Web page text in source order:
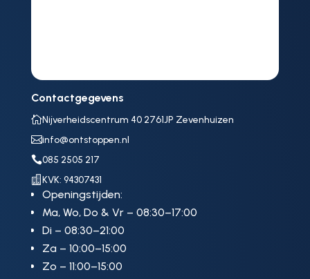
Contactgegevens
Nijverheidscentrum 40 2761JP Zevenhuizen
info@ontstoppen.nl
085 2505 217
 KVK: 94307431
Openingstijden:
Ma, Wo, Do & Vr – 08:30–17:00
Di – 08:30–21:00
Za – 10:00–15:00
Zo – 11:00–15:00